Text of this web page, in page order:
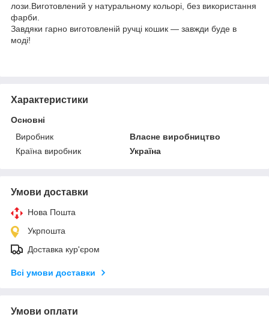
лози.Виготовлений у натуральному кольорі, без використання
фарби.
Завдяки гарно виготовленій ручці кошик — завжди буде в
моді!
Характеристики
Основні
Виробник
Власне виробництво
Країна виробник
Україна
Умови доставки
Нова Пошта
Укрпошта
Доставка кур'єром
Всі умови доставки
Умови оплати